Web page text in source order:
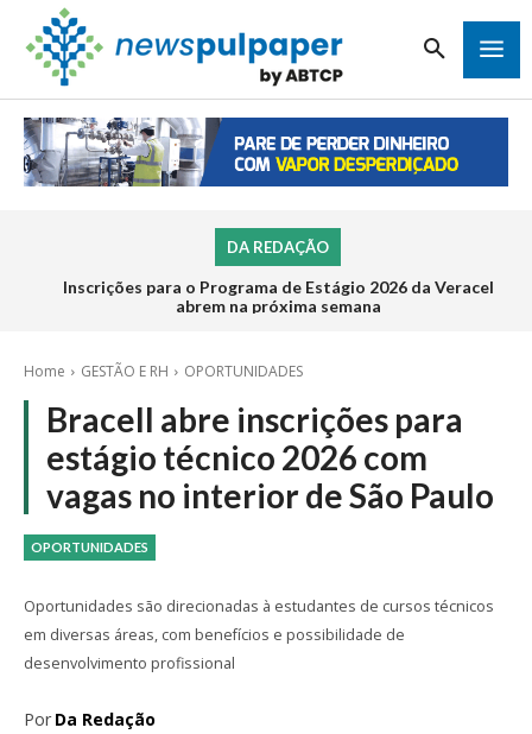
DA REDAÇÃO
Inscrições para o Programa de Estágio 2026 da Veracel
abrem na próxima semana
Home GESTÃO E RH OPORTUNIDADES
Bracell abre inscrições para
estágio técnico 2026 com
vagas no interior de São Paulo
OPORTUNIDADES
Oportunidades são direcionadas à estudantes de cursos técnicos
em diversas áreas, com benefícios e possibilidade de
desenvolvimento profissional
Por Da Redação